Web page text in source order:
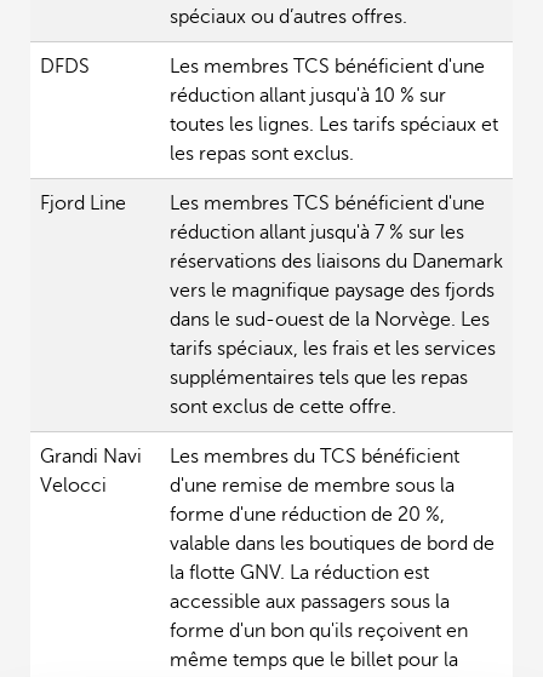
spéciaux ou d’autres offres.
DFDS
Les membres TCS bénéficient d'une
réduction allant jusqu'à 10 % sur
toutes les lignes. Les tarifs spéciaux et
les repas sont exclus.
Fjord Line
Les membres TCS bénéficient d'une
réduction allant jusqu'à 7 % sur les
réservations des liaisons du Danemark
vers le magnifique paysage des fjords
dans le sud-ouest de la Norvège. Les
tarifs spéciaux, les frais et les services
supplémentaires tels que les repas
sont exclus de cette offre.
Grandi Navi
Velocci
Les membres du TCS bénéficient
d'une remise de membre sous la
forme d'une réduction de 20 %,
valable dans les boutiques de bord de
la flotte GNV. La réduction est
accessible aux passagers sous la
forme d'un bon qu'ils reçoivent en
même temps que le billet pour la